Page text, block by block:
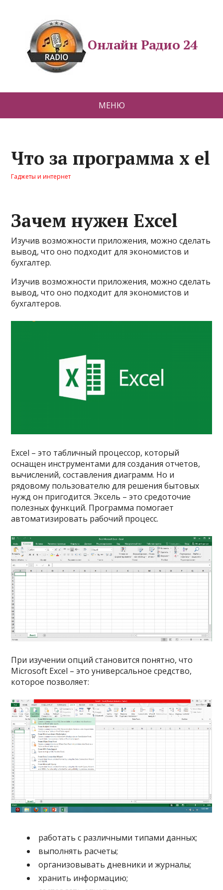
Онлайн Радио 24
МЕНЮ
Что за программа x el
Гаджеты и интернет
Зачем нужен Excel
Изучив возможности приложения, можно сделать
вывод, что оно подходит для экономистов и
бухгалтер.
Изучив возможности приложения, можно сделать
вывод, что оно подходит для экономистов и
бухгалтеров.
Excel – это табличный процессор, который
оснащен инструментами для создания отчетов,
вычислений, составления диаграмм. Но и
рядовому пользователю для решения бытовых
нужд он пригодится. Эксель – это средоточие
полезных функций. Программа помогает
автоматизировать рабочий процесс.
При изучении опций становится понятно, что
Microsoft Excel – это универсальное средство,
которое позволяет:
работать с различными типами данных;
выполнять расчеты;
организовывать дневники и журналы;
хранить информацию;